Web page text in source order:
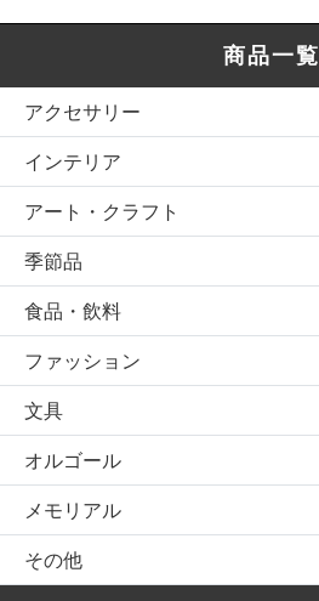
商品一覧
アクセサリー
インテリア
アート・クラフト
季節品
食品・飲料
ファッション
文具
オルゴール
メモリアル
その他